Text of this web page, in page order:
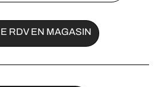
RDV EN MAGASIN